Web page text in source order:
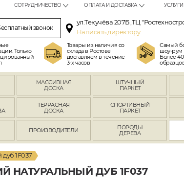
СОТРУДНИЧЕСТВО ОПЛАТА И ДОСТАВКА УСЛУГИ
звонок
ул.Текучёва 207Б ,ТЦ
Написать директору
Только
Товары из наличия со
склада в Ростове
доставляем в течение
3-х часов
Самый
шоу-рум
Более
МАССИВНАЯ
ДОСКА
ШТУЧНЫЙ
ПАРКЕТ
ТЕРРАСНАЯ
ДОСКА
СПОРТИВНЫЙ
ПАРКЕТ
ПРОИЗВОДИТЕЛИ
ПОРОДЫ
ДЕРЕВА
1F037
НАТУРАЛЬНЫЙ ДУБ 1F037